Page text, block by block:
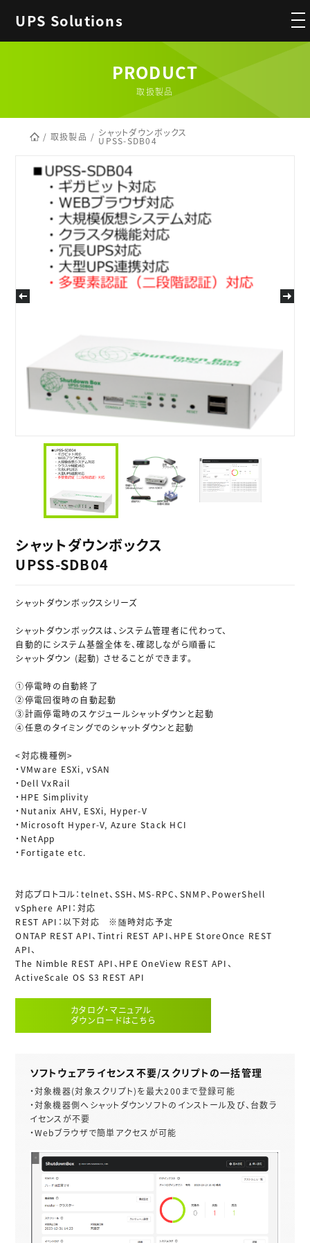
UPS Solutions
PRODUCT
取扱製品
取扱製品 シャットダウンボックス
UPSS-SDB04
シャットダウンボックス
UPSS-SDB04
シャットダウンボックスシリーズ
シャットダウンボックスは、システム管理者に代わって、
自動的にシステム基盤全体を、確認しながら順番に
シャットダウン (起動) させることができます。
①停電時の自動終了
②停電回復時の自動起動
③計画停電時のスケジュールシャットダウンと起動
④任意のタイミングでのシャットダウンと起動
<対応機種例>
・VMware ESXi, vSAN
・Dell VxRail
・HPE Simplivity
・Nutanix AHV, ESXi, Hyper-V
・Microsoft Hyper-V, Azure Stack HCI
・NetApp
・Fortigate etc.
対応プロトコル：telnet、SSH、MS-RPC、SNMP、PowerShell
vSphere API：対応
REST API：以下対応 ※随時対応予定
ONTAP REST API、Tintri REST API、HPE StoreOnce REST
API、
The Nimble REST API、HPE OneView REST API、
ActiveScale OS S3 REST API
カタログ・マニュアル
ダウンロードはこちら
ソフトウェアライセンス不要/スクリプトの一括管理
・対象機器(対象スクリプト)を最大200まで登録可能
・対象機器側へシャットダウンソフトのインストール及び、台数ラ
イセンスが不要
・Webブラウザで簡単アクセスが可能